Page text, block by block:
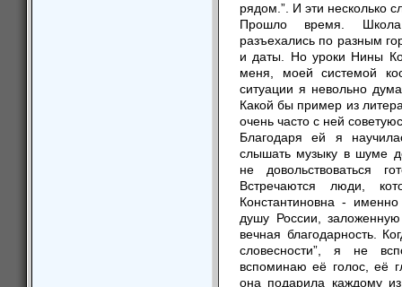
рядом.”. И эти несколько
Прошло время. Школа
разъехались по разным
и даты. Но уроки Нины
меня, моей системой
ситуации я невольно
Какой бы пример из
очень часто с ней
Благодаря ей я
слышать музыку в шуме
не довольствоваться
Встречаются люди,
Константиновна -
душу России,
вечная благодарность.
словесности”, я не
вспоминаю её голос, её
она подарила каждому